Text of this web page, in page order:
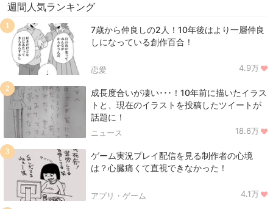
週間人気ランキング
7歳から仲良しの2人！10年後はより一層仲良
しになっている創作百合！
恋愛 4.9万
1
成長度合いが凄い･･･！10年前に描いたイラス
トと、現在のイラストを投稿したツイートが
話題に！
ニュース 18.6万
2
ゲーム実況プレイ配信を見る制作者の心境
は？心臓痛くて直視できなかった！
アプリ・ゲーム 4.1万
3